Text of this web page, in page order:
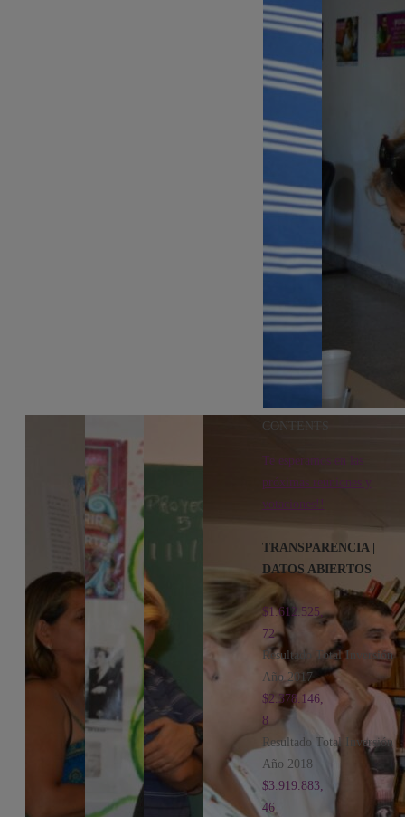
CONTENTS
Te esperamos en las
próximas reuniones y
votaciones!!
TRANSPARENCIA |
DATOS ABIERTOS
$1.612.525,
72
Resultado Total Inversión
Año 2017
$2.378.146,
8
Resultado Total Inversión
Año 2018
$3.919.883,
46